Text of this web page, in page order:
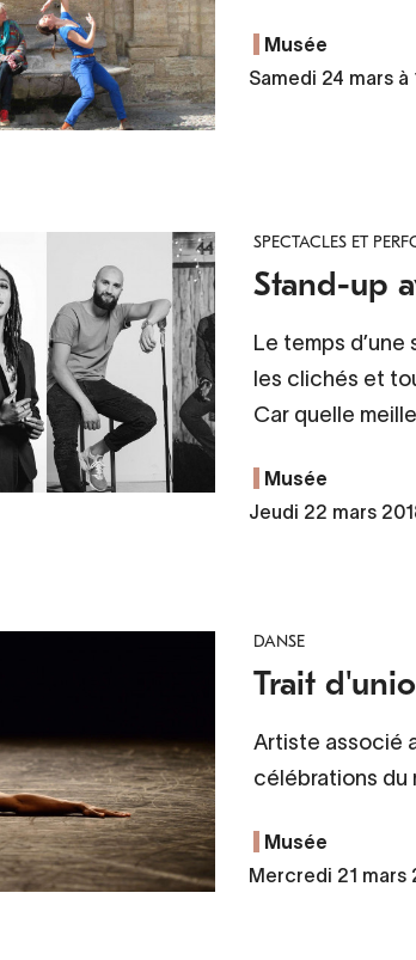
Musée
Samedi 24 mars à
SPECTACLES ET
Stand-up
Le temps
les clichés et
Car quelle
Musée
Jeudi 22 mars
DANSE
Trait
Artiste associé
célébrations du
Musée
Mercredi 21 mars